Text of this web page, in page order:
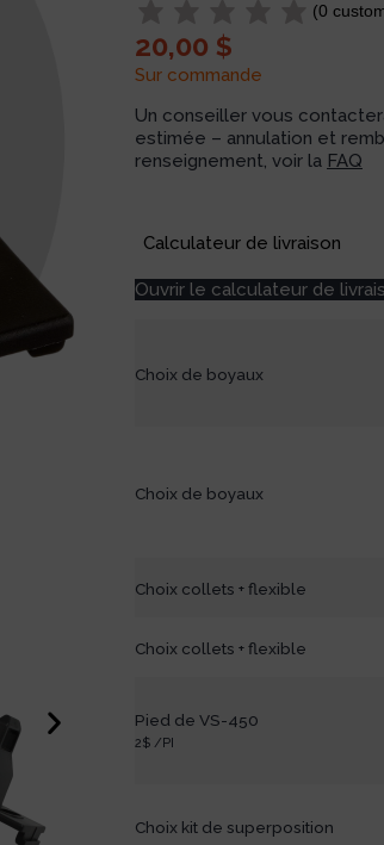
(0
20,00 $
Sur commande
Un conseiller vous
estimée – annulation et
renseignement, voir la FAQ
Calculateur de livraison
Ouvrir le calculateur de
Choix de boyaux
Choix de boyaux
Choix collets + flexible
Choix collets + flexible
Pied de VS-450
2$ /PI
Choix kit de superposition